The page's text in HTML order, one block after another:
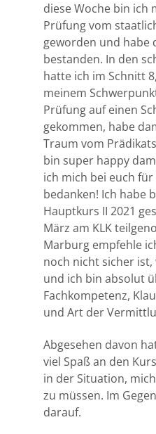
diese Woche bin ich
Prüfung vom
geworden und habe
bestanden. In den
hatte ich im Schnitt
meinem
Prüfung auf einen
gekommen, habe
Traum vom
bin super happy
ich mich bei euch für
bedanken! Ich habe
Hauptkurs II 2021
März am KLK
Marburg empfehle
noch nicht sicher
und ich bin absolut
Fachkompetenz,
und Art der
Abgesehen davon
viel Spaß an den
in der Situation,
zu müssen. Im
darauf.